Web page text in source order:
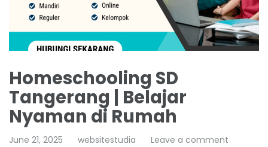
Homeschooling SD
Tangerang | Belajar
Nyaman di Rumah
June 21, 2025 websitestudia Leave a comment